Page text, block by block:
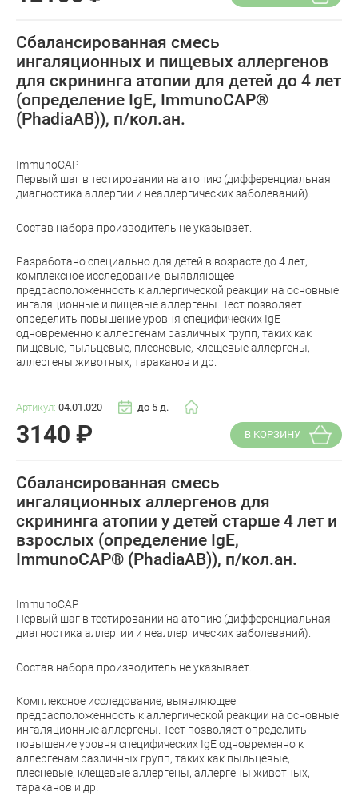
Сбалансированная смесь
ингаляционных и пищевых аллергенов
для скрининга атопии для детей до 4 лет
(определение IgE, ImmunoCAP®
(PhadiaAB)), п/кол.ан.
ImmunoCAP
Первый шаг в тестировании на атопию (дифференциальная
диагностика аллергии и неаллергических заболеваний).
Состав набора производитель не указывает.
Разработано специально для детей в возрасте до 4 лет,
комплексное исследование, выявляющее
предрасположенность к аллергической реакции на основные
ингаляционные и пищевые аллергены. Тест позволяет
определить повышение уровня специфических IgE
одновременно к аллергенам различных групп, таких как
пищевые, пыльцевые, плесневые, клещевые аллергены,
аллергены животных, тараканов и др.
Артикул: 04.01.020 до 5 д.
3140 ₽ В КОРЗИНУ
Сбалансированная смесь
ингаляционных аллергенов для
скрининга атопии у детей старше 4 лет и
взрослых (определение IgE,
ImmunoCAP® (PhadiaAB)), п/кол.ан.
ImmunoCAP
Первый шаг в тестировании на атопию (дифференциальная
диагностика аллергии и неаллергических заболеваний).
Состав набора производитель не указывает.
Комплексное исследование, выявляющее
предрасположенность к аллергической реакции на основные
ингаляционные аллергены. Тест позволяет определить
повышение уровня специфических IgE одновременно к
аллергенам различных групп, таких как пыльцевые,
плесневые, клещевые аллергены, аллергены животных,
тараканов и др.